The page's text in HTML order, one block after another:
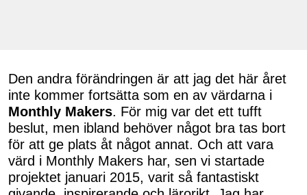
Den andra förändringen är att jag det här året
inte kommer fortsätta som en av värdarna i
Monthly Makers. För mig var det ett tufft
beslut, men ibland behöver något bra tas bort
för att ge plats åt något annat. Och att vara
värd i Monthly Makers har, sen vi startade
projektet januari 2015, varit så fantastiskt